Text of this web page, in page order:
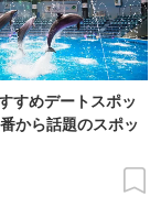
すめデートスポッ
から話題のスポッ